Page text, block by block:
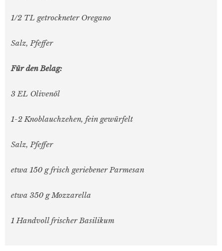
1/2 TL getrockneter Oregano
Salz, Pfeffer
Für den Belag:
3 EL Olivenöl
1-2 Knoblauchzehen, fein gewürfelt
Salz, Pfeffer
etwa 150 g frisch geriebener Parmesan
etwa 350 g Mozzarella
1 Handvoll frischer Basilikum